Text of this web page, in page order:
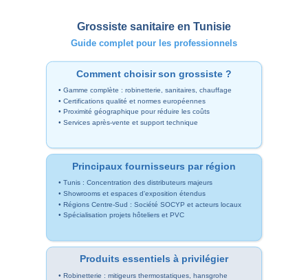
Grossiste sanitaire en Tunisie
Guide complet pour les professionnels
Comment choisir son grossiste ?
• Gamme complète : robinetterie, sanitaires,chauffage
• Certifications qualité et normes européennes
• Proximité géographique pour réduire les coûts
• Services après-vente et support technique
Principaux fournisseurs par région
• Tunis : Concentration des distributeurs majeurs
• Showrooms et espaces d'exposition étendus
• Régions Centre-Sud : Société SOCYP et acteurs locaux
• Spécialisation projets hôteliers et PVC
Produits essentiels à privilégier
• Robinetterie : mitigeurs thermostatiques, hansgrohe